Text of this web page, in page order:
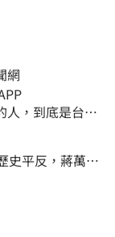
網
APP
人，到底是台北
史平反，蔣萬安